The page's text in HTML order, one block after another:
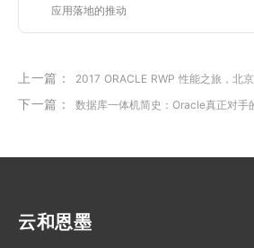
应用落地的推动
上一篇： 2017 ORACLE RWP 性能之旅，北
下一篇： 数据库一体机简史：Oracle真正对手
云和恩墨